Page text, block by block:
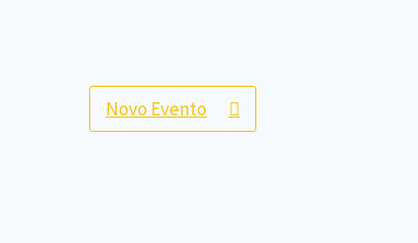
Novo Evento